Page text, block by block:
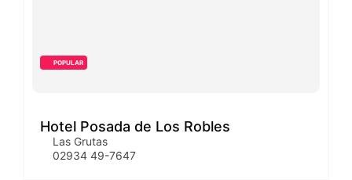
POPULAR
Hotel Posada de Los Robles
Las Grutas
02934 49-7647